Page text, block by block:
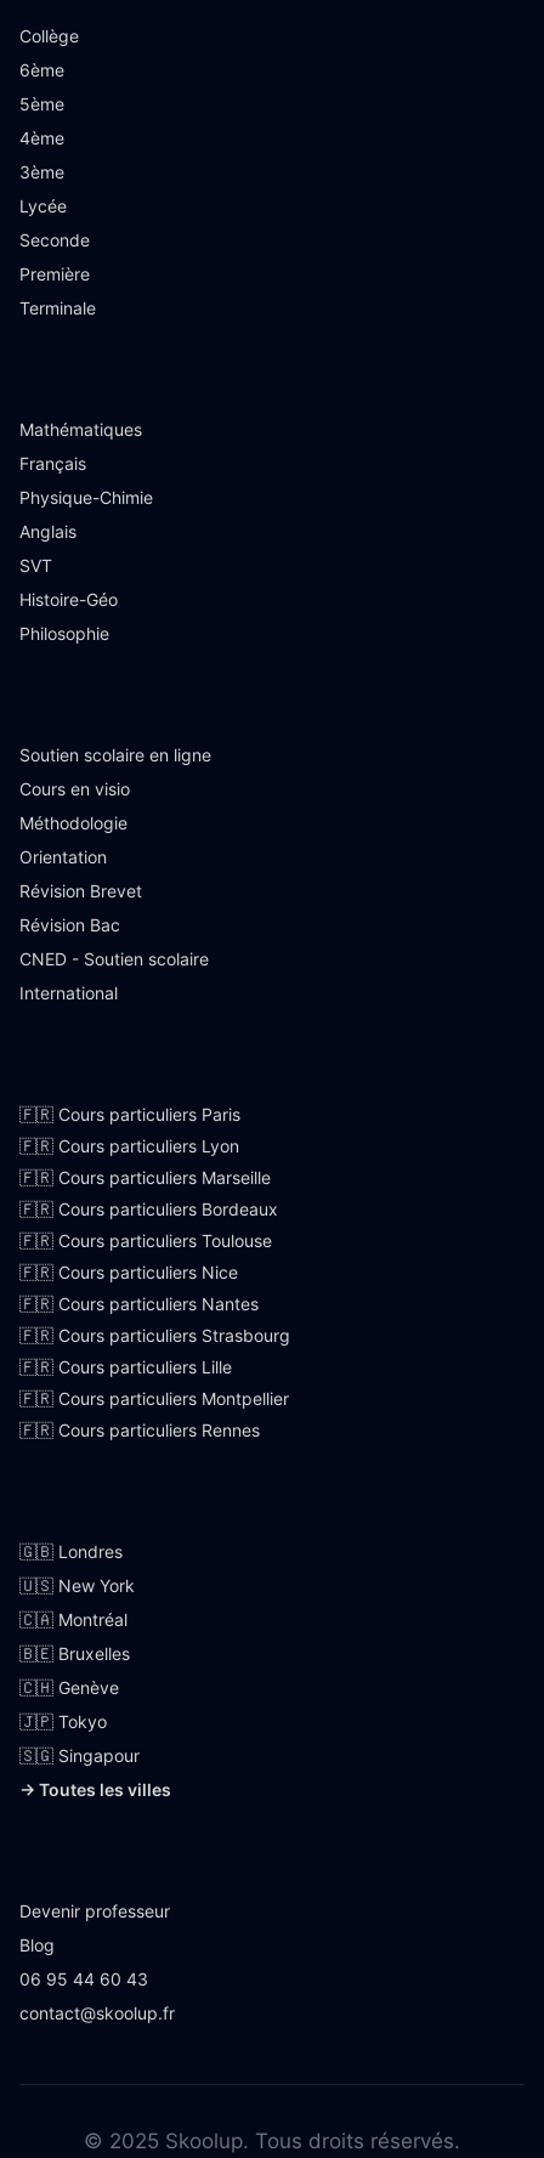
Collège
6ème
5ème
4ème
3ème
Lycée
Seconde
Première
Terminale
Mathématiques
Français
Physique-Chimie
Anglais
SVT
Histoire-Géo
Philosophie
Soutien scolaire en ligne
Cours en visio
Méthodologie
Orientation
Révision Brevet
Révision Bac
CNED - Soutien scolaire
International
🇫🇷 Cours particuliers Paris
🇫🇷 Cours particuliers Lyon
🇫🇷 Cours particuliers Marseille
🇫🇷 Cours particuliers Bordeaux
🇫🇷 Cours particuliers Toulouse
🇫🇷 Cours particuliers Nice
🇫🇷 Cours particuliers Nantes
🇫🇷 Cours particuliers Strasbourg
🇫🇷 Cours particuliers Lille
🇫🇷 Cours particuliers Montpellier
🇫🇷 Cours particuliers Rennes
🇬🇧 Londres
🇺🇸 New York
🇨🇦 Montréal
🇧🇪 Bruxelles
🇨🇭 Genève
🇯🇵 Tokyo
🇸🇬 Singapour
→ Toutes les villes
Devenir professeur
Blog
06 95 44 60 43
contact@skoolup.fr
© 2025 Skoolup. Tous droits réservés.